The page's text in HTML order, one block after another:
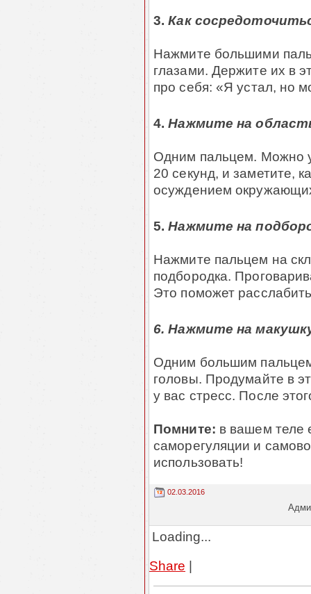
3. Как
Нажмите большими
глазами. Держите их в
про себя: «Я устал, но
4. Нажмите на
Одним пальцем. Можно
20 секунд, и заметите,
осуждением
5. Нажмите на
Нажмите пальцем на
подбородка.
Это поможет
6. Нажмите на
Одним большим
головы. Продумайте в
у вас стресс. После
Помните: в вашем теле
саморегуляции и
использовать!
02.03.2016
Loading...
Share |